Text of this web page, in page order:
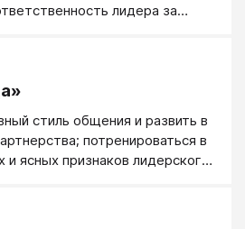
лидера за
к ситуации; обучить
ситуации, действовать
стиль общения и развить в
потренироваться в
и ясных признаков лидерского